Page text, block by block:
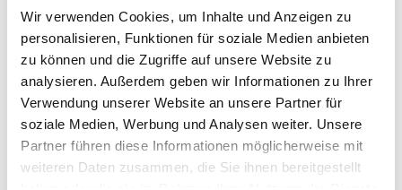
Wir verwenden Cookies, um Inhalte und Anzeigen zu
personalisieren, Funktionen für soziale Medien anbieten
zu können und die Zugriffe auf unsere Website zu
analysieren. Außerdem geben wir Informationen zu Ihrer
Verwendung unserer Website an unsere Partner für
soziale Medien, Werbung und Analysen weiter. Unsere
Partner führen diese Informationen möglicherweise mit
weiteren Daten zusammen, die Sie ihnen bereitgestellt